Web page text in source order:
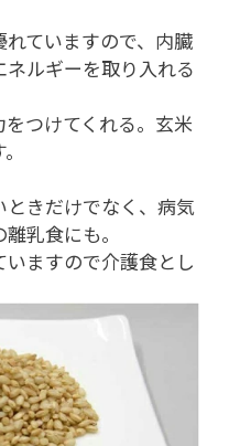
ていますので、内臓
ルギーを取り入れる
つけてくれる。玄米
きだけでなく、病気
乳食にも。
ますので介護食とし